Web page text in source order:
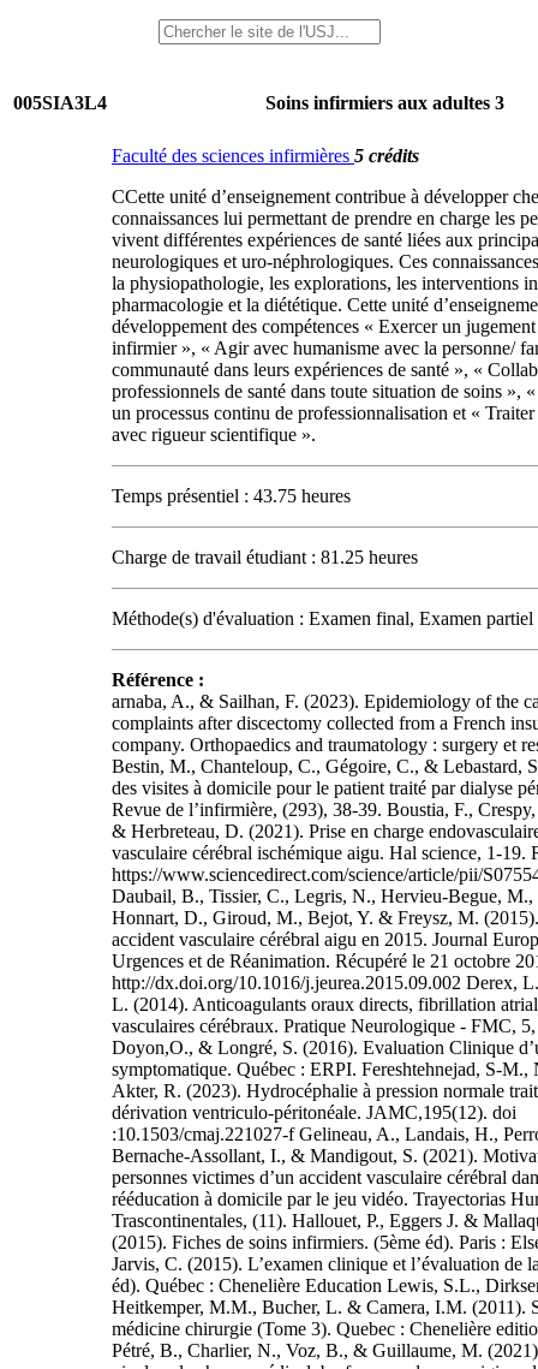
005SIA3L4 Soins infirmiers aux adultes 3
Faculté des sciences infirmières 5 crédits
CCette unité d’enseignement contribue à développer
connaissances lui permettant de prendre en charge les
vivent différentes expériences de santé liées aux
neurologiques et uro-néphrologiques. Ces
la physiopathologie, les explorations, les interventions
pharmacologie et la diététique. Cette unité
développement des compétences « Exercer un
infirmier », « Agir avec humanisme avec la personne/
communauté dans leurs expériences de santé », «
professionnels de santé dans toute situation de soins », «
un processus continu de professionnalisation et «
avec rigueur scientifique ».
Temps présentiel : 43.75 heures
Charge de travail étudiant : 81.25 heures
Méthode(s) d'évaluation : Examen final, Examen partiel
Référence :
arnaba, A., & Sailhan, F. (2023). Epidemiology of the
complaints after discectomy collected from a French
company. Orthopaedics and traumatology : surgery et
Bestin, M., Chanteloup, C., Gégoire, C., & Lebastard,
des visites à domicile pour le patient traité par dialyse
Revue de l’infirmière, (293), 38-39. Boustia, F.,
& Herbreteau, D. (2021). Prise en charge
vasculaire cérébral ischémique aigu. Hal science, 1-19.
https://www.sciencedirect.com/science/article/pii/
Daubail, B., Tissier, C., Legris, N., Hervieu-Begue,
Honnart, D., Giroud, M., Bejot, Y. & Freysz, M.
accident vasculaire cérébral aigu en 2015. Journal
Urgences et de Réanimation. Récupéré le 21 octobre
http://dx.doi.org/10.1016/j.jeurea.2015.09.002 Derex,
L. (2014). Anticoagulants oraux directs, fibrillation
vasculaires cérébraux. Pratique Neurologique - FMC,
Doyon,O., & Longré, S. (2016). Evaluation Clinique
symptomatique. Québec : ERPI. Fereshtehnejad, S-
Akter, R. (2023). Hydrocéphalie à pression normale
dérivation ventriculo-péritonéale. JAMC,195(12). doi
:10.1503/cmaj.221027-f Gelineau, A., Landais, H.,
Bernache-Assollant, I., & Mandigout, S. (2021).
personnes victimes d’un accident vasculaire cérébral
rééducation à domicile par le jeu vidéo. Trayectorias
Trascontinentales, (11). Hallouet, P., Eggers J. &
(2015). Fiches de soins infirmiers. (5ème éd). Paris :
Jarvis, C. (2015). L’examen clinique et l’évaluation de
éd). Québec : Chenelière Education Lewis, S.L.,
Heitkemper, M.M., Bucher, L. & Camera, I.M. (2011).
médicine chirurgie (Tome 3). Quebec : Chenelière
Pétré, B., Charlier, N., Voz, B., & Guillaume, M.